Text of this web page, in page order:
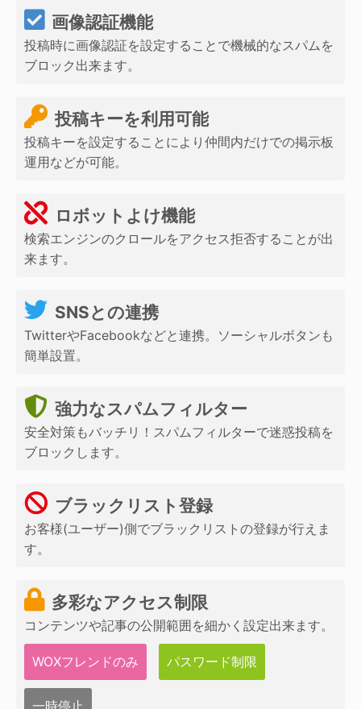
画像認証機能
投稿時に画像認証を設定することで機械的なスパムを
ブロック出来ます。
投稿キーを利用可能
投稿キーを設定することにより仲間内だけでの掲示板
運用などが可能。
ロボットよけ機能
検索エンジンのクロールをアクセス拒否することが出
来ます。
SNSとの連携
TwitterやFacebookなどと連携。ソーシャルボタンも
簡単設置。
強力なスパムフィルター
安全対策もバッチリ！スパムフィルターで迷惑投稿を
ブロックします。
ブラックリスト登録
お客様(ユーザー)側でブラックリストの登録が行えま
す。
多彩なアクセス制限
コンテンツや記事の公開範囲を細かく設定出来ます。
WOXフレンドのみ パスワード制限
一時停止